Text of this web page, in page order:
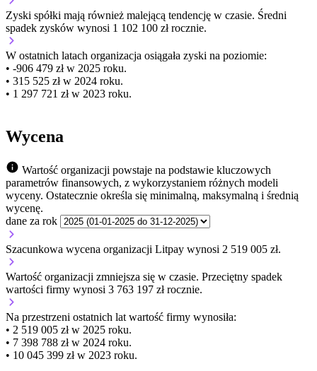
Zyski spółki mają również malejącą tendencję w czasie. Średni
spadek zysków wynosi 1 102 100 zł rocznie.
W ostatnich latach organizacja osiągała zyski na poziomie:
• -906 479 zł w 2025 roku.
• 315 525 zł w 2024 roku.
• 1 297 721 zł w 2023 roku.
Wycena
Wartość organizacji powstaje na podstawie kluczowych
parametrów finansowych, z wykorzystaniem różnych modeli
wyceny. Ostatecznie określa się minimalną, maksymalną i średnią
wycenę.
dane za rok
Szacunkowa wycena organizacji Litpay wynosi 2 519 005 zł.
Wartość organizacji zmniejsza się w czasie. Przeciętny spadek
wartości firmy wynosi 3 763 197 zł rocznie.
Na przestrzeni ostatnich lat wartość firmy wynosiła:
• 2 519 005 zł w 2025 roku.
• 7 398 788 zł w 2024 roku.
• 10 045 399 zł w 2023 roku.